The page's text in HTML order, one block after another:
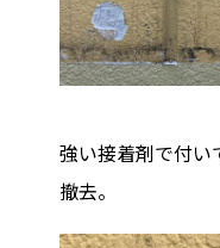
強い接着剤で付い
撤去。